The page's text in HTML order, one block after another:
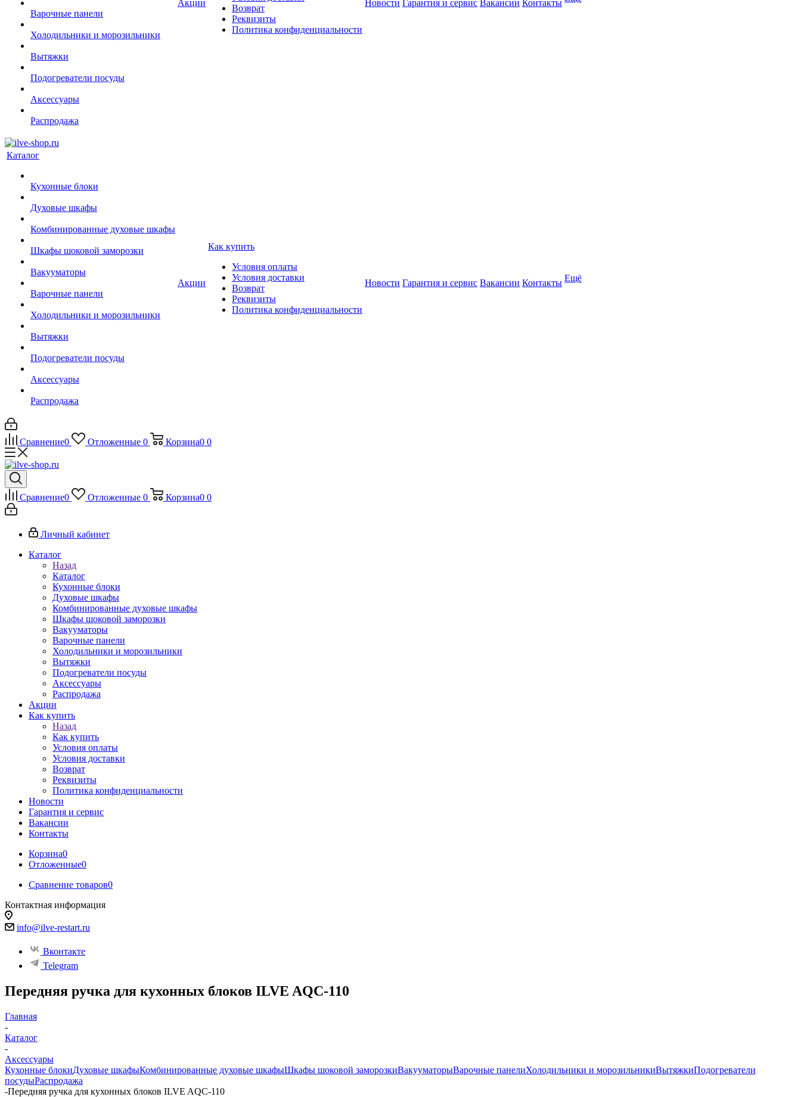
Варочные панели
Холодильники и морозильники
Вытяжки
Подогреватели посуды
Аксессуары
Распродажа
Акции
Возврат
Реквизиты
Политика конфиденциальности
Новости Гарантия и сервис Вакансии Контакты
Каталог
Кухонные блоки
Духовые шкафы
Комбинированные духовые шкафы
Шкафы шоковой заморозки
Вакууматоры
Варочные панели
Холодильники и морозильники
Вытяжки
Подогреватели посуды
Аксессуары
Распродажа
Акции
Как купить
Условия оплаты
Условия доставки
Возврат
Реквизиты
Политика конфиденциальности
Новости Гарантия и сервис Вакансии Контакты Ещё
Сравнение0 Отложенные 0 Корзина0 0
Сравнение0 Отложенные 0 Корзина0 0
Личный кабинет
Каталог
Назад
Каталог
Кухонные блоки
Духовые шкафы
Комбинированные духовые шкафы
Шкафы шоковой заморозки
Вакууматоры
Варочные панели
Холодильники и морозильники
Вытяжки
Подогреватели посуды
Аксессуары
Распродажа
Акции
Как купить
Назад
Как купить
Условия оплаты
Условия доставки
Возврат
Реквизиты
Политика конфиденциальности
Новости
Гарантия и сервис
Вакансии
Контакты
Корзина0
Отложенные0
Сравнение товаров0
Контактная информация
info@ilve-restart.ru
Вконтакте
Telegram
Передняя ручка для кухонных блоков ILVE AQC-110
Главная
-
Каталог
-
Аксессуары
Кухонные блокиДуховые шкафыКомбинированные духовые шкафыШкафы шоковой заморозкиВакууматорыВарочные панелиХолодильники и морозильникиВытяжкиПодогреватели
посудыРаспродажа
-Передняя ручка для кухонных блоков ILVE AQC-110